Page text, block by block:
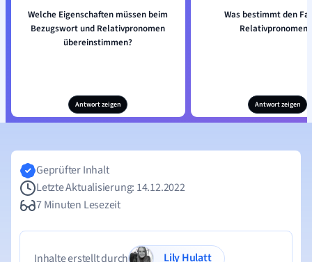
Welche Eigenschaften müssen beim
Bezugswort und Relativpronomen
übereinstimmen?
Antwort zeigen
Was bestimmt den
Antwort zeigen
Geprüfter Inhalt
Letzte Aktualisierung: 14.12.2022
7 Minuten Lesezeit
Inhalte erstellt durch
Lily Hulatt